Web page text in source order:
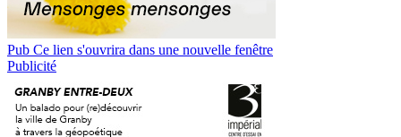
Pub Ce lien s'ouvrira dans une nouvelle fenêtre
Publicité